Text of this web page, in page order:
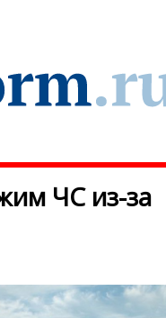
ЧС из-за